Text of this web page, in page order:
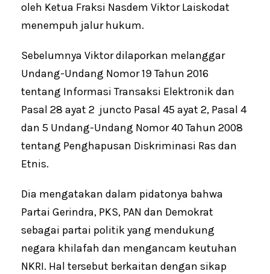
oleh Ketua Fraksi Nasdem Viktor Laiskodat
menempuh jalur hukum.
Sebelumnya Viktor dilaporkan melanggar
Undang-Undang Nomor 19 Tahun 2016
tentang Informasi Transaksi Elektronik dan
Pasal 28 ayat 2 juncto Pasal 45 ayat 2, Pasal 4
dan 5 Undang-Undang Nomor 40 Tahun 2008
tentang Penghapusan Diskriminasi Ras dan
Etnis.
Dia mengatakan dalam pidatonya bahwa
Partai Gerindra, PKS, PAN dan Demokrat
sebagai partai politik yang mendukung
negara khilafah dan mengancam keutuhan
NKRI. Hal tersebut berkaitan dengan sikap